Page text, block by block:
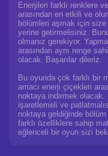
Enerjileri farklı renklere
arasından en etkili ve
bölümleri aşmak için size
yerine getirmelisiniz.
olmanız gerekiyor.
arasından aynı renge
olacak. Başarılar dileriz.
Bu oyunda çok farklı bir
amacı enerji çiçekleri
noktaya indirmek olacak.
işaretlemeli ve
noktaya geldiğinde
farklı özelliklere sahip
eğlenceli bir oyun sizi